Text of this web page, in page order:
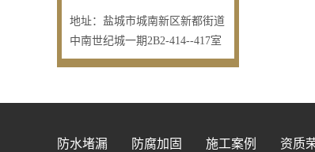
地址： 盐城市城南新区新都街道
中南世纪城一期2B2-414--417室
防水堵漏 防腐加固 施工案例 资质